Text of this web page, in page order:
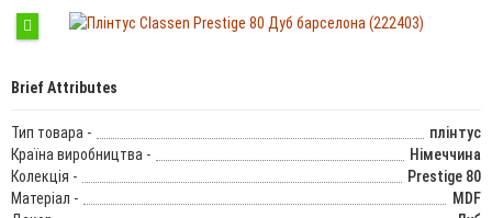
Brief Attributes
Тип товара -
плінтус
Країна виробництва -
Німеччина
Колекція -
Prestige 80
Матеріал -
MDF